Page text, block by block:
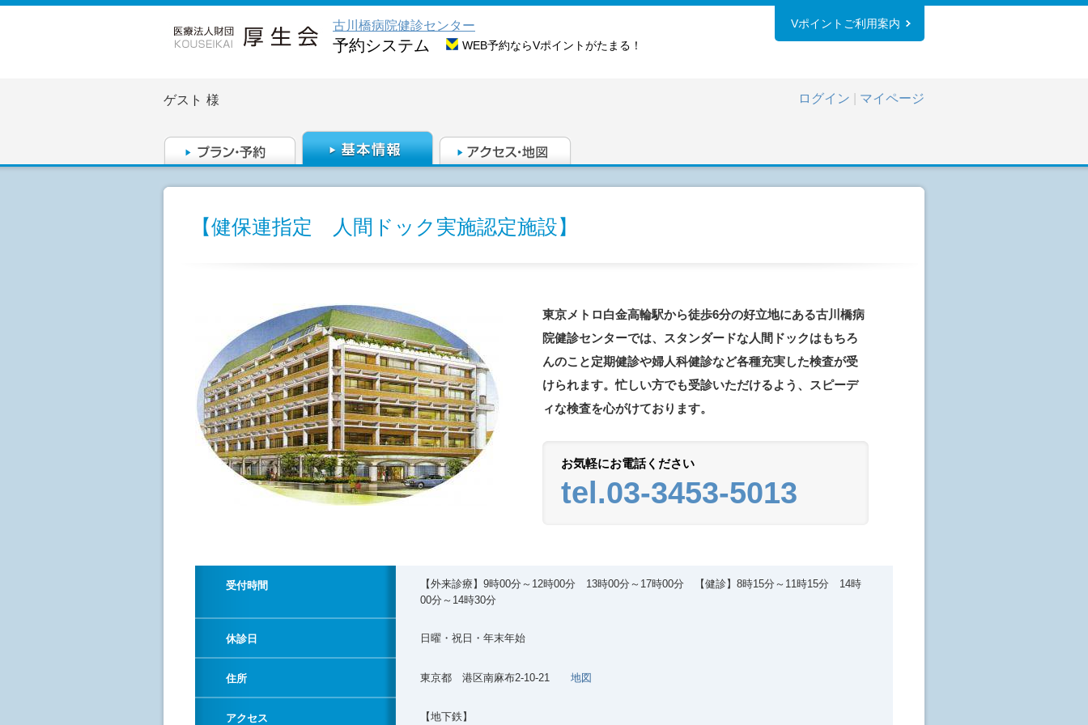
古川橋病院健診センター
予約システム WEB予約ならVポイントがたまる！
Vポイントご利用案内
ゲスト 様 ログイン マイページ
【健保連指定 人間ドック実施認定施設】
東京メトロ白金高輪駅から徒歩6分の好立地にある古川橋病
院健診センターでは、スタンダードな人間ドックはもちろ
んのこと定期健診や婦人科健診など各種充実した検査が受
けられます。忙しい方でも受診いただけるよう、スピーデ
ィな検査を心がけております。
お気軽にお電話ください
tel.03-3453-5013
受付時間
【外来診療】9時00分～12時00分 13時00分～17時00分 【健診】8時15分～11時15分 14時
00分～14時30分
休診日 日曜・祝日・年末年始
住所 東京都 港区南麻布2-10-21 地図
アクセス
【地下鉄】